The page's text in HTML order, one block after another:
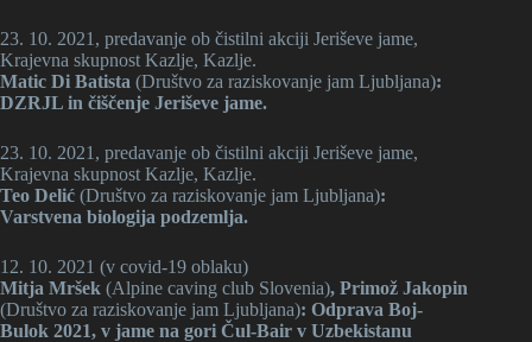
23. 10. 2021, predavanje ob čistilni akciji Jeriševe jame,
Krajevna skupnost Kazlje, Kazlje.
Matic Di Batista (Društvo za raziskovanje jam Ljubljana):
DZRJL in čiščenje Jeriševe jame.
23. 10. 2021, predavanje ob čistilni akciji Jeriševe jame,
Krajevna skupnost Kazlje, Kazlje.
Teo Delić (Društvo za raziskovanje jam Ljubljana):
Varstvena biologija podzemlja.
12. 10. 2021 (v covid-19 oblaku)
Mitja Mršek (Alpine caving club Slovenia), Primož Jakopin
(Društvo za raziskovanje jam Ljubljana): Odprava Boj-
Bulok 2021, v jame na gori Čul-Bair v Uzbekistanu